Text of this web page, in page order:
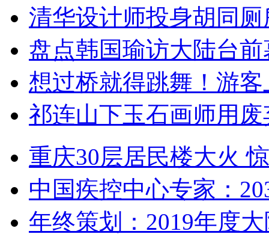
清华设计师投身胡同
盘点韩国瑜访大陆台
想过桥就得跳舞！游客
祁连山下玉石画师用
重庆30层居民楼大火
中国疾控中心专家：
年终策划：2019年度